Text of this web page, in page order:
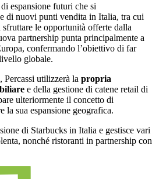
espansione futuri che si
di nuovi punti vendita in Italia, tra cui
le opportunità offerte dalla
partnership punta principalmente a
confermando l’obiettivo di far
globale.
Percassi utilizzerà la propria
e della gestione di catene retail di
ulteriormente il concetto di
sua espansione geografica.
di Starbucks in Italia e gestisce vari
nonché ristoranti in partnership con